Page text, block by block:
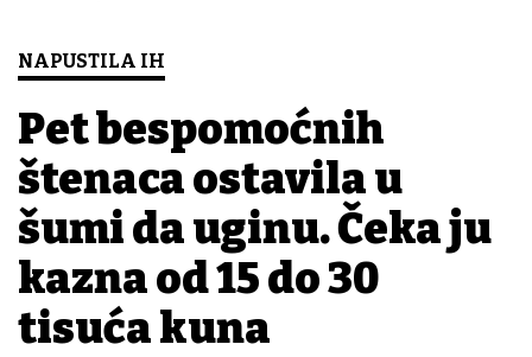
NAPUSTILA IH
Pet bespomoćnih
štenaca ostavila u
šumi da uginu. Čeka ju
kazna od 15 do 30
tisuća kuna